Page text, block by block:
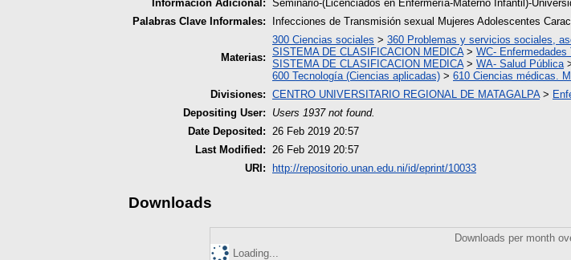
Información Adicional: Seminario-(Licenciados en Enfermería-Materno Infantil)-
Palabras Clave Informales:
Infecciones de Transmisión sexual Mujeres Adolescentes
Materias:
300 Ciencias sociales > 360 Problemas y servicios sociales,
SISTEMA DE CLASIFICACION MEDICA> WC- Enfermedades
SISTEMA DE CLASIFICACION MEDICA> WA- Salud Pública
600 Tecnología (Ciencias aplicadas) > 610 Ciencias médicas.
Divisiones: CENTRO UNIVERSITARIO REGIONAL DE MATAGALPA>
Depositing User:
Users 1937 not found.
Date Deposited:
26 Feb 2019 20:57
Last Modified:
26 Feb 2019 20:57
URI:
http://repositorio.unan.edu.ni/id/eprint/10033
Downloads
Downloads per month
Loading...